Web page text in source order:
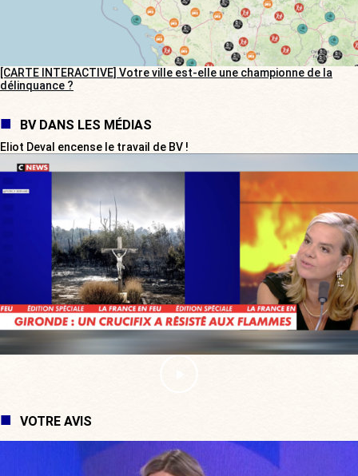
[CARTE INTERACTIVE] Votre ville est-elle une championne de la
délinquance ?
BV DANS LES MÉDIAS
Eliot Deval encense le travail de BV !
VOTRE AVIS